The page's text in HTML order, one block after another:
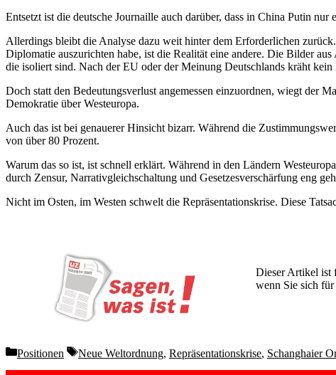
Entsetzt ist die deutsche Journaille auch darüber, dass in China Putin
Allerdings bleibt die Analyse dazu weit hinter dem Erforderlichen
Diplomatie auszurichten habe, ist die Realität eine andere. Die Bilder
die isoliert sind. Nach der EU oder der Meinung Deutschlands kräht kein
Doch statt den Bedeutungsverlust angemessen einzuordnen, wiegt der
Demokratie über Westeuropa.
Auch das ist bei genauerer Hinsicht bizarr. Während die
von über 80 Prozent.
Warum das so ist, ist schnell erklärt. Während in den Ländern
durch Zensur, Narrativgleichschaltung und Gesetzesverschärfung eng
Nicht im Osten, im Westen schwelt die Repräsentationskrise. Diese
Dieser Artikel ist
wenn Sie sich für
Categories
Positionen Tags
Neue Weltordnung, Repräsentationskrise, Schanghaier